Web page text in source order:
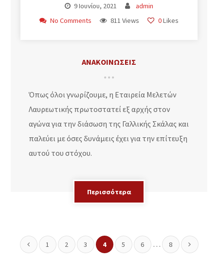
9 Ιουνίου, 2021
admin
No Comments
811 Views 0Likes
ΑΝΑΚΟΙΝΩΣΕΙΣ
Όπως όλοι γνωρίζουμε, η Εταιρεία Μελετών
Λαυρεωτικής πρωτοστατεί εξ αρχής στον
αγώνα για την διάσωση της Γαλλικής Σκάλας και
παλεύει με όσες δυνάμεις έχει για την επίτευξη
αυτού του στόχου.
Περισσότερα
1 2 3 4 5 6 … 8